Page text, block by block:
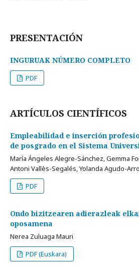
PRESENTACIÓN
INGURUAK NÚMERO COMPLETO
PDF
ARTÍCULOS CIENTÍFICOS
Empleabilidad e inserción
de posgrado en el Sistema
María Ángeles Alegre-Sánchez, Gemma
Antoni Vallès-Segalés, Yolanda Agudo-
PDF
Ondo bizitzearen adierazleak
oposamena
Nerea Zuluaga Mauri
PDF (Euskara)